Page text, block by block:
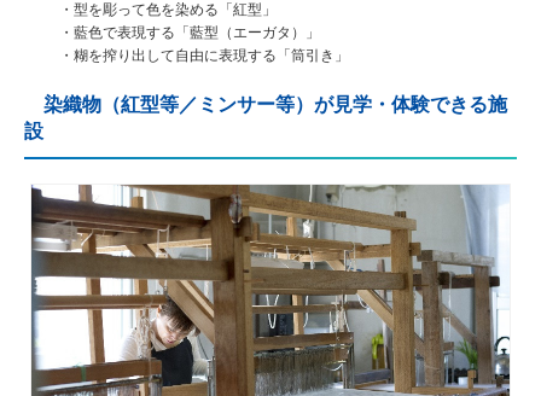
・型を彫って色を染める「紅型」
・藍色で表現する「藍型（エーガタ）」
・糊を搾り出して自由に表現する「筒引き」
染織物（紅型等／ミンサー等）が見学・体験できる施
設